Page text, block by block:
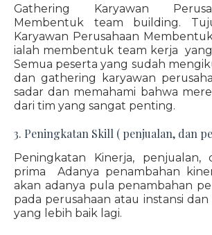
Gathering Karyawan
Membentuk team building.
Karyawan Perusahaan
ialah membentuk team kerja
Semua peserta yang sudah
dan gathering karyawan
sadar dan memahami bahwa
dari tim yang sangat penting.
3. Peningkatan Skill ( penjualan, dan
Peningkatan Kinerja, penjualan,
prima Adanya penambahan
akan adanya pula penambahan
pada perusahaan atau instansi
yang lebih baik lagi.